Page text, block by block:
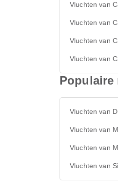
Vluchten van
Vluchten van
Vluchten van
Vluchten van
Populaire
Vluchten van
Vluchten van
Vluchten van
Vluchten van